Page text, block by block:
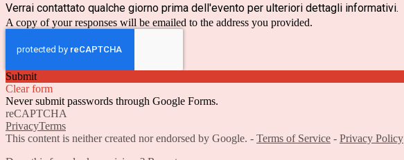
Verrai contattato qualche giorno prima dell'evento per ulteriori dettagli informativi.
A copy of your responses will be emailed to the address you provided.
Submit
Clear form
Never submit passwords through Google Forms.
reCAPTCHA
PrivacyTerms
This content is neither created nor endorsed by Google. - Terms of Service - Privacy Policy